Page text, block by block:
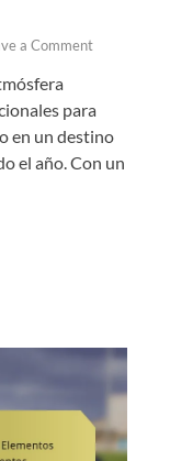
a Comment
para
en un destino
el año. Con un